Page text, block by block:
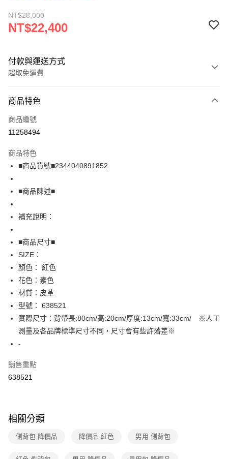
NT$28,000
NT$22,400
付款與運送方式
超取免運費
信用卡一次付款
超商取貨付款
Apple Pay
街口支付
全盈+PAY
AFTEE先享後付
相關說明
【關於「AFTEE先享後付」】
AFTEE先享後付是「在收到商品之後才付款」的支付方式。 讓您購物簡單
便利好安心！
１．簡單：不需註冊會員、不需綁卡、不需儲值。
３．安心：先確認商品／服務後，再付款。
【「AFTEE先享後付」結帳流程】
１．於結帳方式選擇「AFTEE先享後付」後，將跳轉至「AFTEE先享後付」
結帳頁面，進行簡訊認證並確認金額後，即可完成結帳。
３．收到繳費通知簡訊後14天內，點擊此簡訊中的連結，可透過四大超商／
※ 請注意：結帳手續完成當下不需立刻繳費，但若您需要取消訂單，請聯絡
是否繳費成功／繳費後需取消欲退款等相關疑問，請聯繫「AFTEE先享後付
１．透過由恩沛科技股份有限公司提供之「AFTEE先享後付」服務完成之交
運送方式
全家取貨付款
免運費
宅配
免運費
海外宅配
商品特色
商品編號
11258494
商品特色
■商品貨號■2344040891852
■商品陳述■
補充說明：
■商品尺寸■
SIZE：
顏色： 紅色
花色：素色
材質：皮革
型號： 638521
實際尺寸：背帶長:80cm/高:20cm/厚度:13cm/寬:33cm/ ※人工
測量及各品牌標準尺寸不同，尺寸會有些許落差※
-
銷售重點
638521
相關分類
側背包 降價品 降價品 紅色 男用 側背包